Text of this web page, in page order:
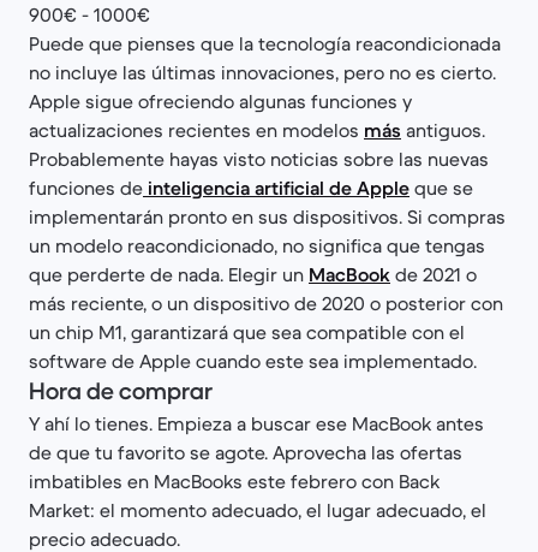
900€ - 1000€
Puede que pienses que la tecnología reacondicionada
no incluye las últimas innovaciones, pero no es cierto.
Apple sigue ofreciendo algunas funciones y
actualizaciones recientes en modelos más antiguos.
Probablemente hayas visto noticias sobre las nuevas
funciones de inteligencia artificial de Apple que se
implementarán pronto en sus dispositivos. Si compras
un modelo reacondicionado, no significa que tengas
que perderte de nada. Elegir un MacBook de 2021 o
más reciente, o un dispositivo de 2020 o posterior con
un chip M1, garantizará que sea compatible con el
software de Apple cuando este sea implementado.
Hora de comprar
Y ahí lo tienes. Empieza a buscar ese MacBook antes
de que tu favorito se agote. Aprovecha las ofertas
imbatibles en MacBooks este febrero con Back
Market: el momento adecuado, el lugar adecuado, el
precio adecuado.